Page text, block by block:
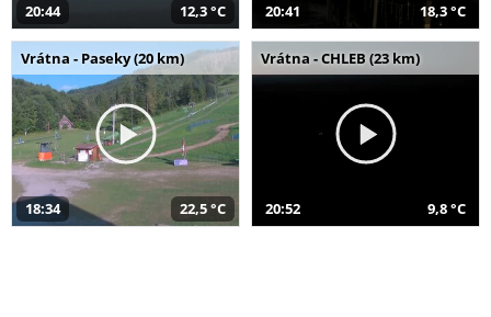
20:44 12,3 °C 20:41 18,3 °C
Vrátna - Paseky (20 km)
18:34 22,5 °C
Vrátna - CHLEB (23 km)
20:52 9,8 °C